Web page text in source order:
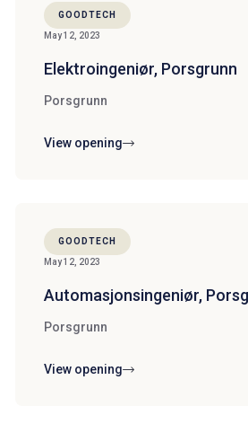
May 12, 2023
Elektroingeniør, Porsgrunn
Porsgrunn
View opening
GOODTECH
May 12, 2023
Automasjonsingeniør,
Porsgrunn
View opening
GOODTECH